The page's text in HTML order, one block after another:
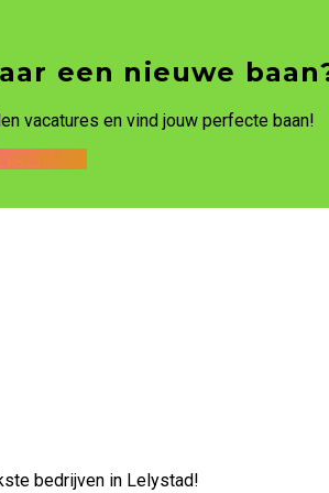
een nieuwe
vacatures en vind jouw perfecte baan!
per bedrijf
bedrijven in Lelystad!